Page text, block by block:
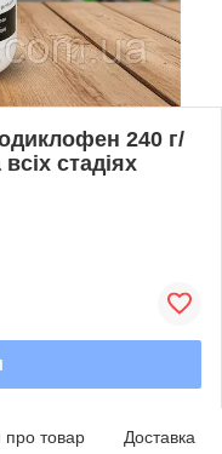
240 г/
стадіях
про товар Доставка